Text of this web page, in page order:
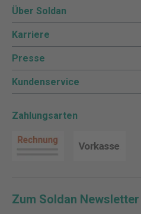
Über Soldan
Karriere
Presse
Kundenservice
Zahlungsarten
Zum Soldan